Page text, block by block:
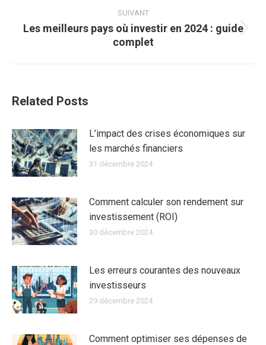
:
SUIVANT
Article
suivant
Les meilleurs pays où investir en 2024 : guide
complet
Related Posts
L’impact des crises économiques sur
les marchés financiers
31 décembre 2024
Comment calculer son rendement sur
investissement (ROI)
30 décembre 2024
Les erreurs courantes des nouveaux
investisseurs
29 décembre 2024
Comment optimiser ses dépenses de